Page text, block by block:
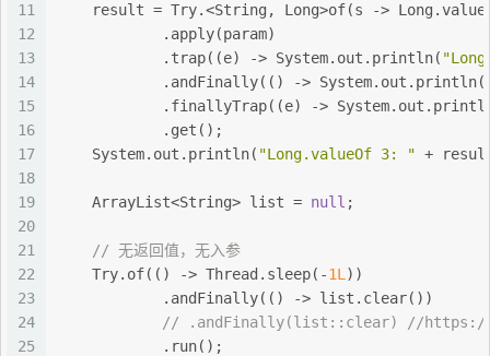
11
12
13
14
15
16
17
18
19
20
21
22
23
24
25
result = Try.<String, Long>of(s ->
            .apply(param)
            .trap((e) -> System.out.println(
            .andFinally(() -> System.out.println(
.finallyTrap((e) ->
            .get();
    System.out.println(
"Long.valueOf 3: " +
    ArrayList<String> list =
null ;
// 无返回值，无入参
    Try.of(() -> Thread.sleep(-
1L ))
            .andFinally(() -> list.clear())
// .andFinally(list::clear) //https://
            .run();